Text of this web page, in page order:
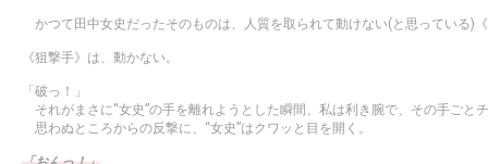
かつて田中女史だったそのものは、人質を取られて動けない(と思っている)
《狙撃手》は、動かない。
「破っ！」
それがまさに“女史”の手を離れようとした瞬間、私は利き腕で、その手ごと
思わぬところからの反撃に、“女史”はクワッと目を開く。